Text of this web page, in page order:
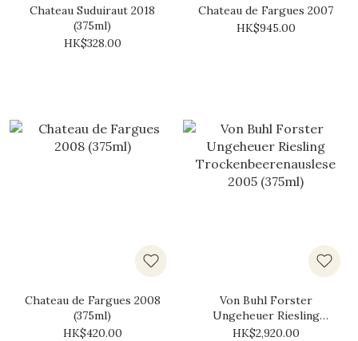
Chateau Suduiraut 2018
(375ml)
HK$328.00
Chateau de Fargues 2007
HK$945.00
Chateau de Fargues 2008
(375ml)
HK$420.00
Von Buhl Forster
Ungeheuer Riesling
Trockenbeerenauslese
HK$2,920.00